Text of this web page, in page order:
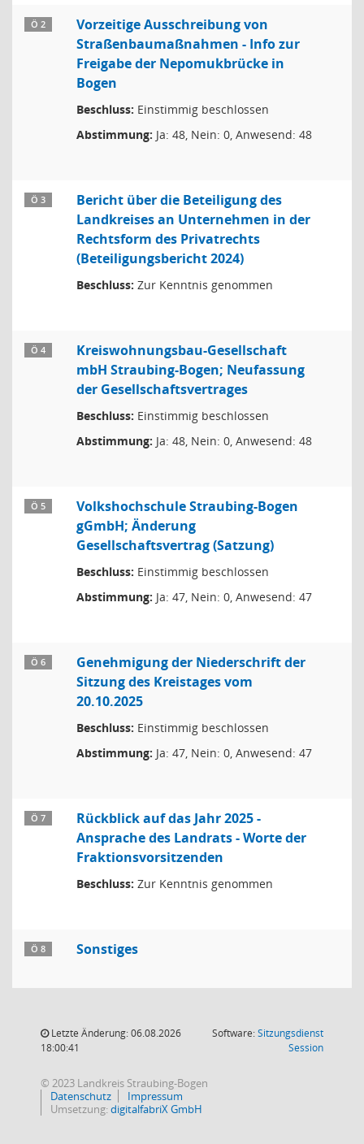
Ö 2
Vorzeitige Ausschreibung von
Straßenbaumaßnahmen - Info zur
Freigabe der Nepomukbrücke in
Bogen
Beschluss: Einstimmig beschlossen
Abstimmung: Ja: 48, Nein: 0, Anwesend: 48
Ö 3
Bericht über die Beteiligung des
Landkreises an Unternehmen in der
Rechtsform des Privatrechts
(Beteiligungsbericht 2024)
Beschluss: Zur Kenntnis genommen
Ö 4
Kreiswohnungsbau-Gesellschaft
mbH Straubing-Bogen; Neufassung
der Gesellschaftsvertrages
Beschluss: Einstimmig beschlossen
Abstimmung: Ja: 48, Nein: 0, Anwesend: 48
Ö 5
Volkshochschule Straubing-Bogen
gGmbH; Änderung
Gesellschaftsvertrag (Satzung)
Beschluss: Einstimmig beschlossen
Abstimmung: Ja: 47, Nein: 0, Anwesend: 47
Ö 6
Genehmigung der Niederschrift der
Sitzung des Kreistages vom
20.10.2025
Beschluss: Einstimmig beschlossen
Abstimmung: Ja: 47, Nein: 0, Anwesend: 47
Ö 7
Rückblick auf das Jahr 2025 -
Ansprache des Landrats - Worte der
Fraktionsvorsitzenden
Beschluss: Zur Kenntnis genommen
Ö 8 Sonstiges
Letzte Änderung: 06.08.2026
18:00:41
Software:Sitzungsdienst
Session(Wird in
© 2023 Landkreis Straubing-Bogen
Datenschutz
Impressum
Umsetzung:digitalfabriX GmbH